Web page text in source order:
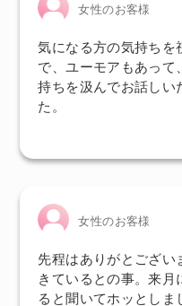
女性のお客様
気になる方の気持ちを
で、ユーモアもあっ
持ちを汲んでお話しい
た。
女性のお客様
先程はありがとござい
きているとの事。来
ると聞いてホッとしま